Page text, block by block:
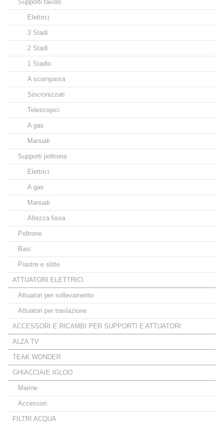
Supporti tavolo
Elettrici
3 Stadi
2 Stadi
1 Stadio
A scomparsa
Sincronizzati
Telescopici
A gas
Manuali
Supporti poltrona
Elettrici
A gas
Manuali
Altezza fissa
Poltrone
Basi
Piastre e slitte
ATTUATORI ELETTRICI
Attuatori per sollevamento
Attuatori per traslazione
ACCESSORI E RICAMBI PER SUPPORTI E ATTUATORI
ALZA TV
TEAK WONDER
GHIACCIAIE IGLOO
Marine
Accessori
FILTRI ACQUA